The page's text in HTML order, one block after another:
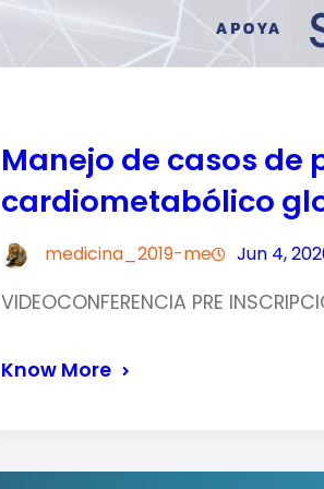
Manejo de casos de
cardiometabólico
medicina_2019-me Jun 4,
VIDEOCONFERENCIA PRE
Know More